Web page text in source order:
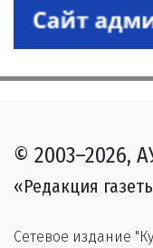
© 2003–2026,
«Редакция
Сетевое издание